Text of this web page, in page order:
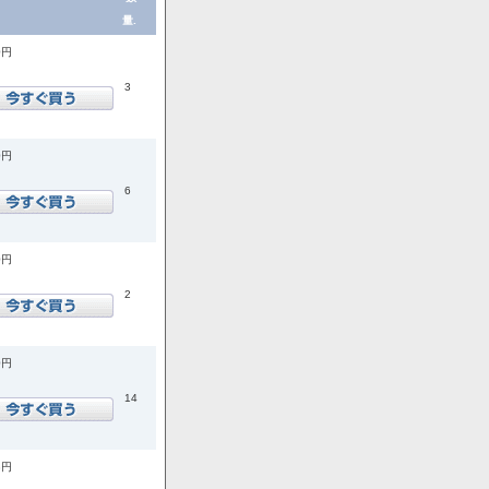
量.
3
6
2
14